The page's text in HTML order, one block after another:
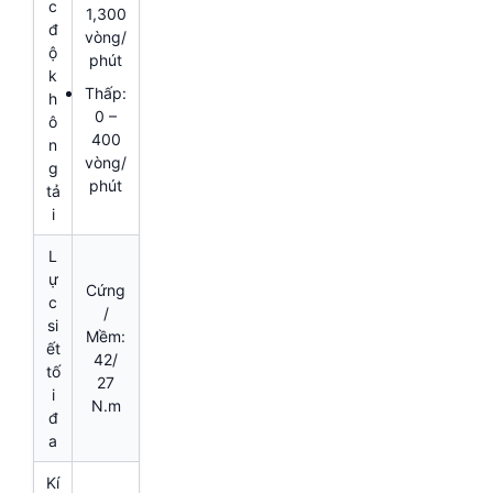
c
đ
ộ
k
h
ô
n
g
tả
i
1,300
vòng/
phút
Thấp:
0 –
400
vòng/
phút
L
ự
c
si
ết
tố
i
đ
a
Cứng
/
Mềm:
42/
27
N.m
Kí